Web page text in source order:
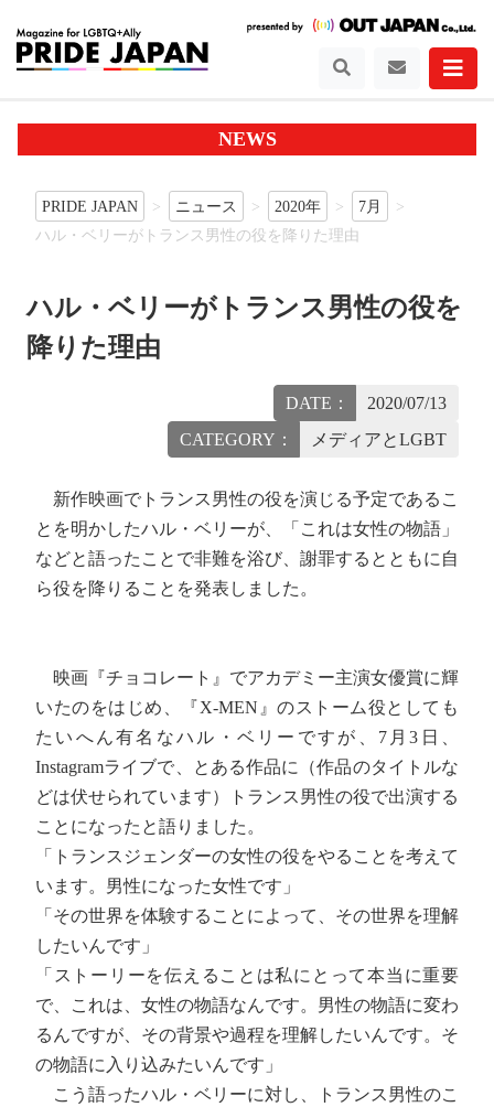
NEWS
PRIDE JAPAN ニュース 2020年
7月
ハル・ベリーがトランス男性の役を降りた理由
ハル・ベリーがトランス男性の役を
降りた理由
DATE：
2020/07/13
CATEGORY：
メディアとLGBT
新作映画でトランス男性の役を演じる予定であるこ
とを明かしたハル・ベリーが、「これは女性の物語」
などと語ったことで非難を浴び、謝罪するとともに自
ら役を降りることを発表しました。
映画『チョコレート』でアカデミー主演女優賞に輝
いたのをはじめ、『X-MEN』のストーム役としても
たいへん有名なハル・ベリーですが、7月3日、
Instagramライブで、とある作品に（作品のタイトルな
どは伏せられています）トランス男性の役で出演する
ことになったと語りました。
「トランスジェンダーの女性の役をやることを考えて
います。男性になった女性です」
「その世界を体験することによって、その世界を理解
したいんです」
「ストーリーを伝えることは私にとって本当に重要
で、これは、女性の物語なんです。男性の物語に変わ
るんですが、その背景や過程を理解したいんです。そ
の物語に入り込みたいんです」
こう語ったハル・ベリーに対し、トランス男性のこ